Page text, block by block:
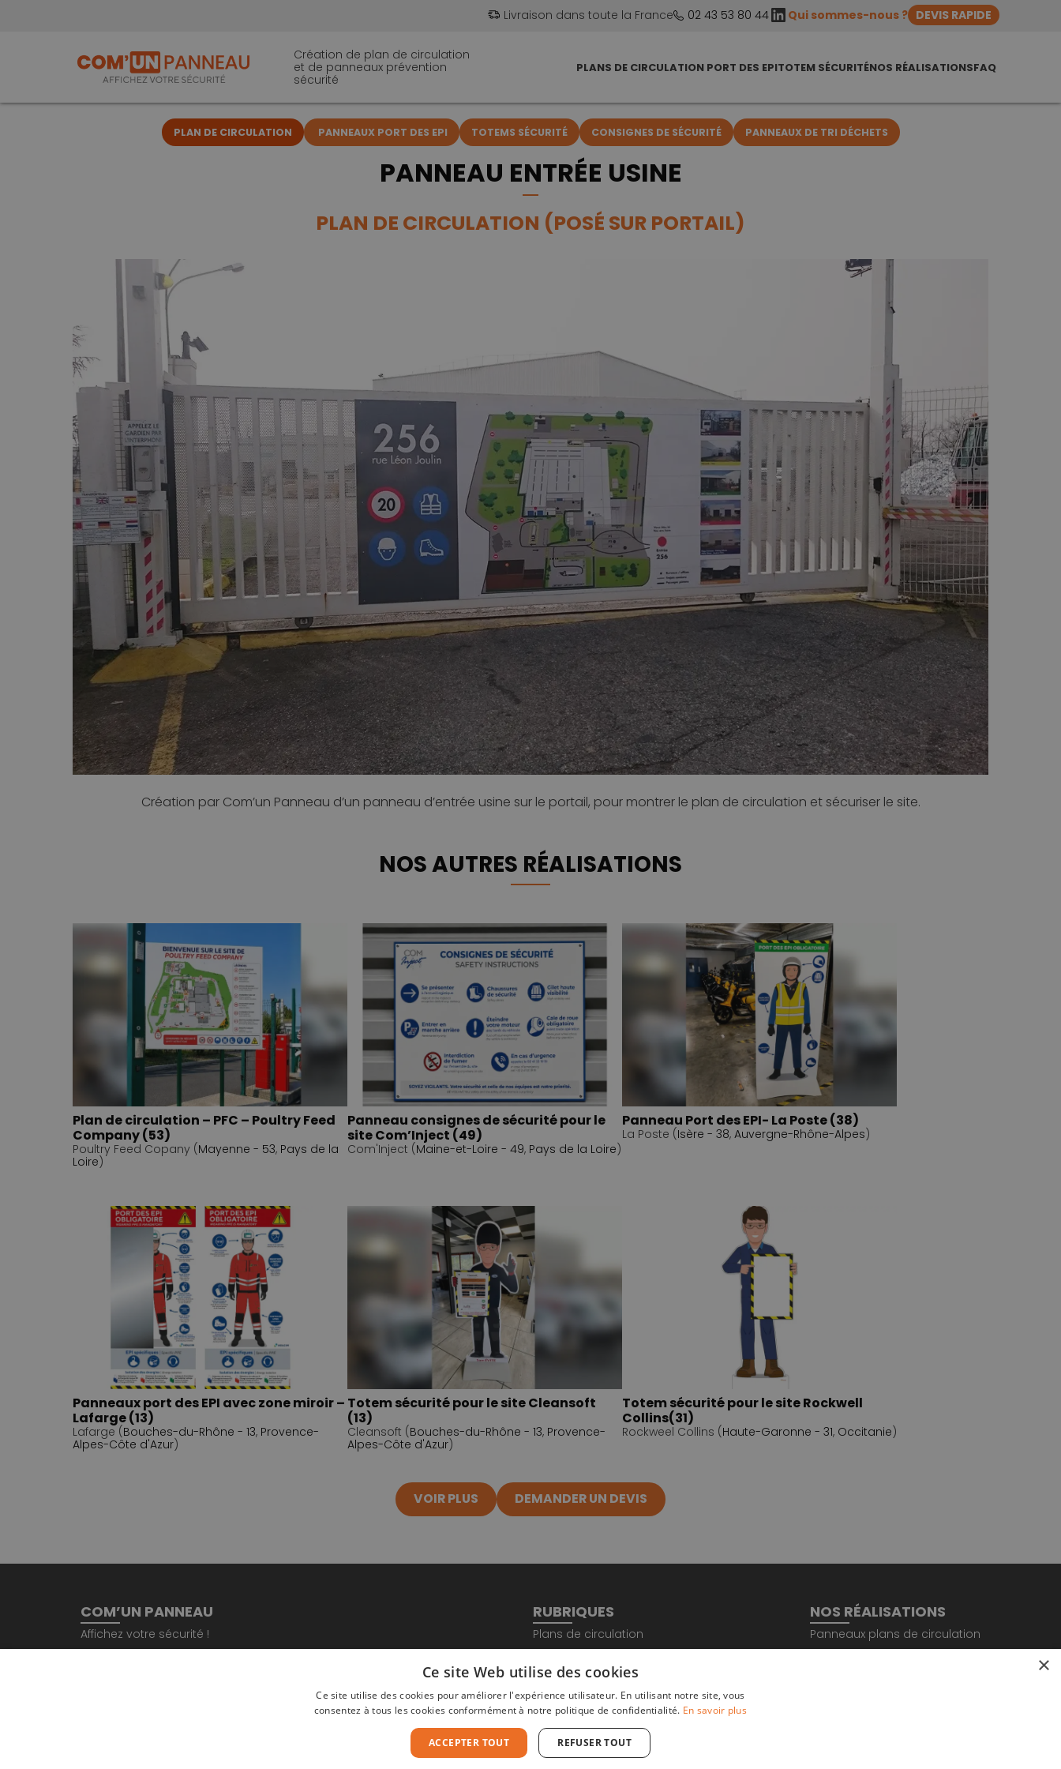
Livraison dans toute la France 02 43 53 80 44LinkedIn
Qui sommes-nous ? DEVIS RAPIDE
Création de plan de circulation
et de panneaux prévention
sécurité
PLANS DE CIRCULATION PORT DES EPITOTEM SÉCURITÉNOS RÉALISATIONSFAQ
PLAN DE CIRCULATION PANNEAUX PORT DES EPI TOTEMS SÉCURITÉ CONSIGNES DE SÉCURITÉ PANNEAUX DE TRI DÉCHETS
PANNEAU ENTRÉE USINE
PLAN DE CIRCULATION (POSÉ SUR PORTAIL)
Création par Com’un Panneau d’un panneau d’entrée usine sur le portail, pour montrer le plan de circulation et sécuriser le site.
NOS AUTRES RÉALISATIONS
Plan de circulation – PFC – Poultry Feed
Company (53)
Poultry Feed Copany (Mayenne - 53, Pays de la
Loire)
Panneau consignes de sécurité pour le
site Com’Inject (49)
Com'Inject (Maine-et-Loire - 49, Pays de la Loire)
Panneau Port des EPI- La Poste (38)
La Poste (Isère - 38, Auvergne-Rhône-Alpes)
Panneaux port des EPI avec zone miroir –
Lafarge (13)
Lafarge (Bouches-du-Rhône - 13, Provence-
Alpes-Côte d'Azur)
Totem sécurité pour le site Cleansoft
(13)
Cleansoft (Bouches-du-Rhône - 13, Provence-
Alpes-Côte d'Azur)
Totem sécurité pour le site Rockwell
Collins(31)
Rockweel Collins (Haute-Garonne - 31, Occitanie)
VOIR PLUS DEMANDER UN DEVIS
COM’UN PANNEAU
Affichez votre sécurité !
Immeuble le Trèfle, 34 place de la Gare 53000 LAVAL
RUBRIQUES
Plans de circulation
Totem sécurité
Nos Réalisations
Qui sommes-nous ?
Contact
NOS RÉALISATIONS
Panneaux plans de circulation
Panneaux EPI et sécurité
×
Ce site Web utilise des cookies
Ce site utilise des cookies pour améliorer l'expérience utilisateur. En utilisant notre site, vous
consentez à tous les cookies conformément à notre politique de confidentialité. En savoir plus
ACCEPTER TOUT REFUSER TOUT